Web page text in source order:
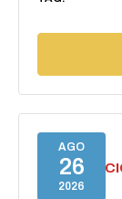
AGO
26
2026